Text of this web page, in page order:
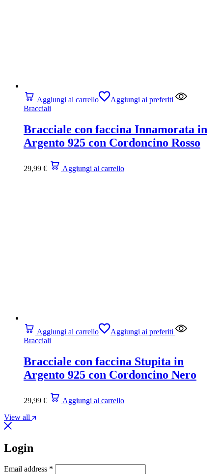
Aggiungi al carrello
Aggiungi ai preferiti
Bracciali
Bracciale con faccina Innamorata in
Argento 925 con Cordoncino Rosso
29,99 € Aggiungi al carrello
Aggiungi al carrello
Aggiungi ai preferiti
Bracciali
Bracciale con faccina Stupita in
Argento 925 con Cordoncino Nero
29,99 €
Aggiungi al carrello
View all
Login
Email address *